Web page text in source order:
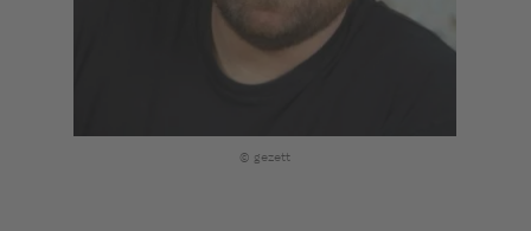
© gezett